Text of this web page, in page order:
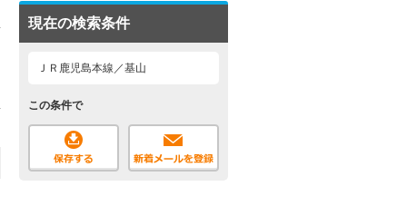
現在の検索条件
ＪＲ鹿児島本線／基山
この条件で